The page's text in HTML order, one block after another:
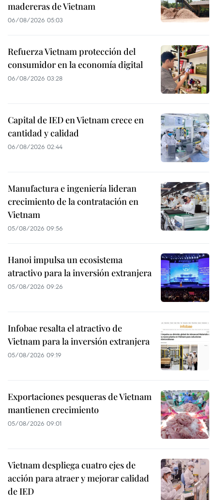
madereras de Vietnam
06/08/2026 05:03
Refuerza Vietnam protección del
consumidor en la economía digital
06/08/2026 03:28
Capital de IED en Vietnam crece en
cantidad y calidad
06/08/2026 02:44
Manufactura e ingeniería lideran
crecimiento de la contratación en
Vietnam
05/08/2026 09:56
Hanoi impulsa un ecosistema
atractivo para la inversión extranjera
05/08/2026 09:26
Infobae resalta el atractivo de
Vietnam para la inversión extranjera
05/08/2026 09:19
Exportaciones pesqueras de Vietnam
mantienen crecimiento
05/08/2026 09:01
Vietnam despliega cuatro ejes de
acción para atraer y mejorar calidad
de IED